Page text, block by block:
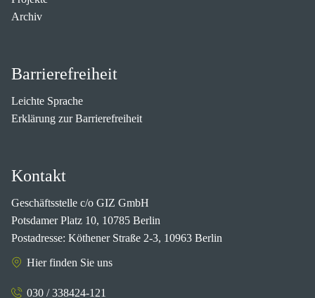
Archiv
Barrierefreiheit
Leichte Sprache
Erklärung zur Barrierefreiheit
Kontakt
Geschäftsstelle c/o GIZ GmbH
Potsdamer Platz 10, 10785 Berlin
Postadresse: Köthener Straße 2-3, 10963 Berlin
Hier finden Sie uns
030 / 338424-121